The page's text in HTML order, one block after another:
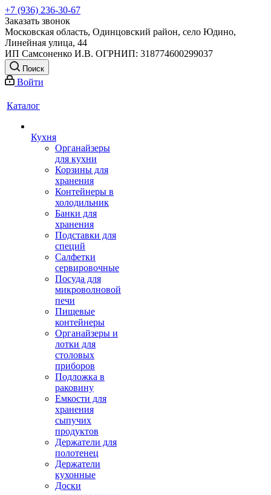
+7 (936) 236-30-67
Заказать звонок
Московская область, Одинцовский район, село Юдино,
Линейная улица, 44
ИП Самсоненко И.В. ОГРНИП: 318774600299037
Поиск
Войти
Каталог
Кухня
Органайзеры
для кухни
Корзины для
хранения
Контейнеры в
холодильник
Банки для
хранения
Подставки для
специй
Салфетки
сервировочные
Посуда для
микроволновой
печи
Пищевые
контейнеры
Органайзеры и
лотки для
столовых
приборов
Подложка в
раковину
Емкости для
хранения
сыпучих
продуктов
Держатели для
полотенец
Держатели
кухонные
Доски